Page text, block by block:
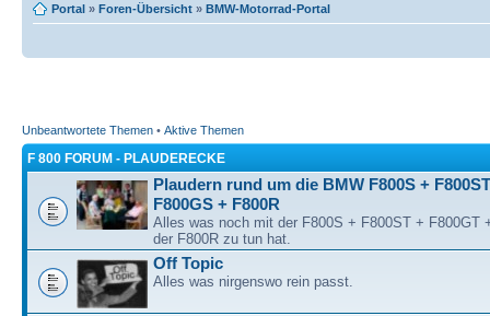
Portal » Foren-Übersicht » BMW-Motorrad-Portal
Unbeantwortete Themen • Aktive Themen
F 800 FORUM - PLAUDERECKE
Plaudern rund um die BMW F800S +
F800GS + F800R
Alles was noch mit der F800S + F800ST + F800GT
der F800R zu tun hat.
Off Topic
Alles was nirgenswo rein passt.